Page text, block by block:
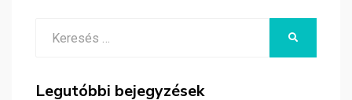
Legutóbbi bejegyzések